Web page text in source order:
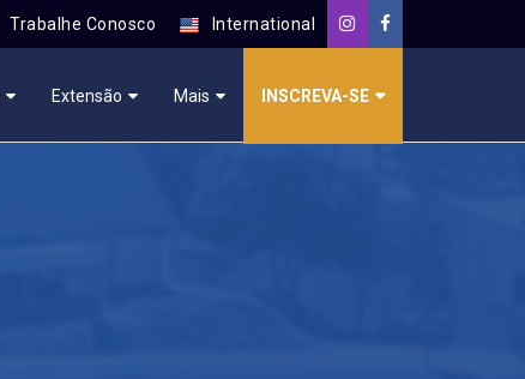
Trabalhe Conosco International
Extensão Mais INSCREVA-SE